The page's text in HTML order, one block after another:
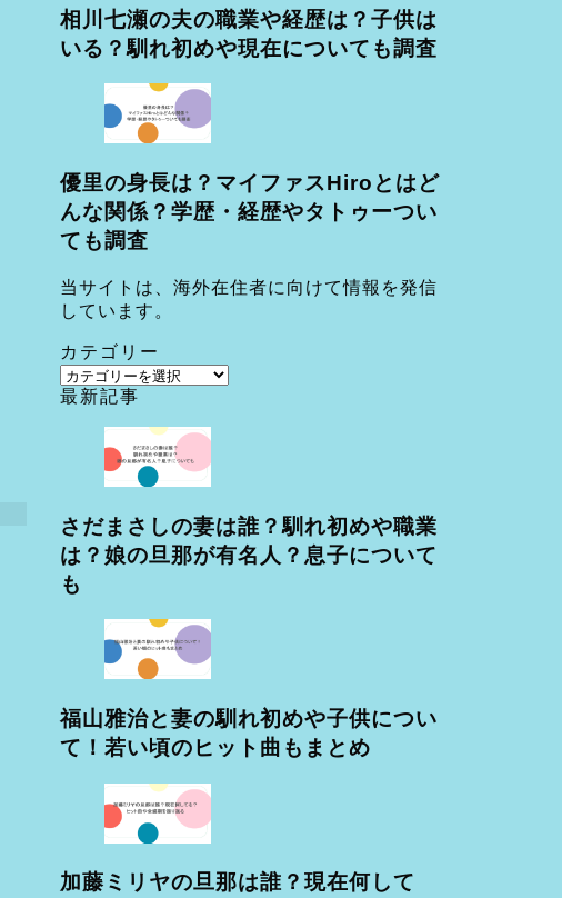
相川七瀬の夫の職業や経歴は？子供は
いる？馴れ初めや現在についても調査
優里の身長は？マイファスHiroとはど
んな関係？学歴・経歴やタトゥーつい
ても調査
当サイトは、海外在住者に向けて情報を発信
しています。
カテゴリー
カ
テ
最新記事
さだまさしの妻は誰？馴れ初めや職業
は？娘の旦那が有名人？息子について
も
福山雅治と妻の馴れ初めや子供につい
て！若い頃のヒット曲もまとめ
加藤ミリヤの旦那は誰？現在何して